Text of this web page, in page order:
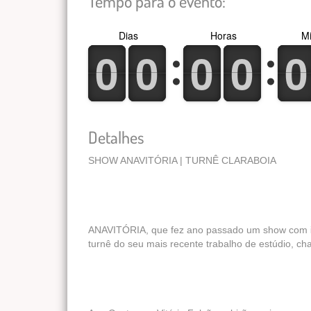
0
0
1
1 0
0
1
1
Dias
0
0
1
1 0
0
1
1
Horas
0
0
1
1
Detalhes
SHOW ANAVITÓRIA | TURNÊ CLARABOIA
ANAVITÓRIA, que fez ano passado um show
turnê do seu mais recente trabalho de estúdio,